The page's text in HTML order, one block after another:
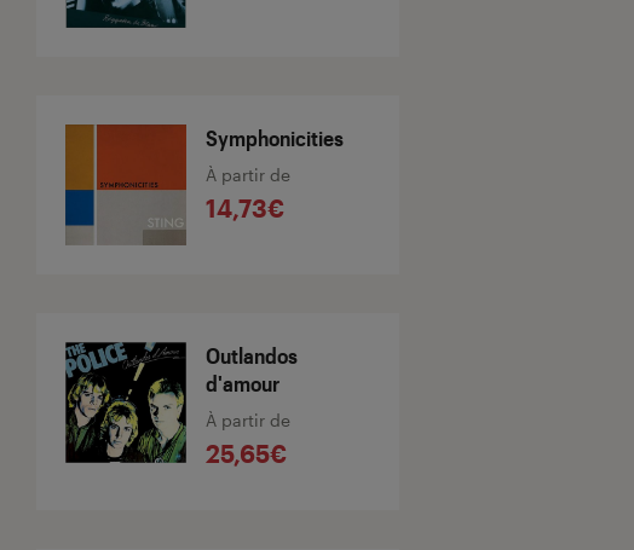
Symphonicities
À partir de
14,73€
Outlandos
d'amour
À partir de
25,65€